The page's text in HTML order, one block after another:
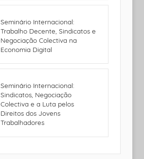
Seminário Internacional:
Trabalho Decente, Sindicatos e
Negociação Colectiva na
Economia Digital
Seminário Internacional:
Sindicatos, Negociação
Colectiva e a Luta pelos
Direitos dos Jovens
Trabalhadores